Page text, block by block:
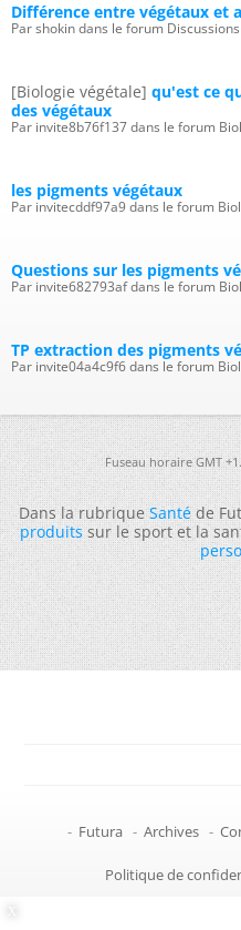
Différence entre végétaux et
Par shokin dans le forum
[Biologie végétale] qu'est ce
des végétaux
Par invite8b76f137 dans le forum
les pigments végétaux
Par invitecddf97a9 dans le forum
Questions sur les pigments
Par invite682793af dans le forum
TP extraction des pigments
Par invite04a4c9f6 dans le forum
Fuseau horaire GMT
Dans la rubriqueSantéde
produitssur le sport et la
- Futura - Archives -
Politique de